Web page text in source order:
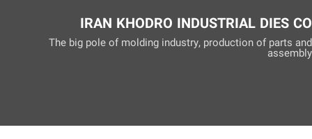
IRAN KHODRO INDUSTRIAL DIES CO
The big pole of molding industry, production of parts and
assembly